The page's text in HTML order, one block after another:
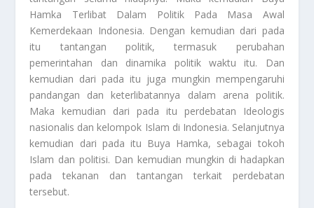
Hamka Terlibat Dalam Politik Pada Masa Awal
Kemerdekaan Indonesia. Dengan kemudian dari pada
itu tantangan politik, termasuk perubahan
pemerintahan dan dinamika politik waktu itu. Dan
kemudian dari pada itu juga mungkin mempengaruhi
pandangan dan keterlibatannya dalam arena politik.
Maka kemudian dari pada itu perdebatan Ideologis
nasionalis dan kelompok Islam di Indonesia. Selanjutnya
kemudian dari pada itu Buya Hamka, sebagai tokoh
Islam dan politisi. Dan kemudian mungkin di hadapkan
pada tekanan dan tantangan terkait perdebatan
tersebut.